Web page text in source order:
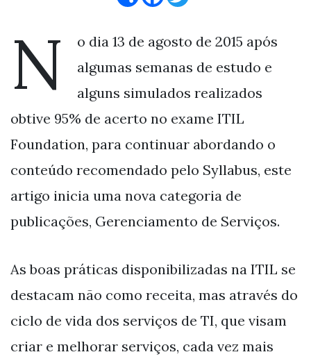
N
o dia 13 de agosto de 2015 após
algumas semanas de estudo e
alguns simulados realizados
obtive 95% de acerto no exame ITIL
Foundation, para continuar abordando o
conteúdo recomendado pelo Syllabus, este
artigo inicia uma nova categoria de
publicações, Gerenciamento de Serviços.
As boas práticas disponibilizadas na ITIL se
destacam não como receita, mas através do
ciclo de vida dos serviços de TI, que visam
criar e melhorar serviços, cada vez mais